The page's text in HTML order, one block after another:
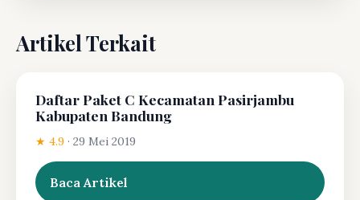
Artikel Terkait
Daftar Paket C Kecamatan Pasirjambu
Kabupaten Bandung
★ 4.9 · 29 Mei 2019
Baca Artikel